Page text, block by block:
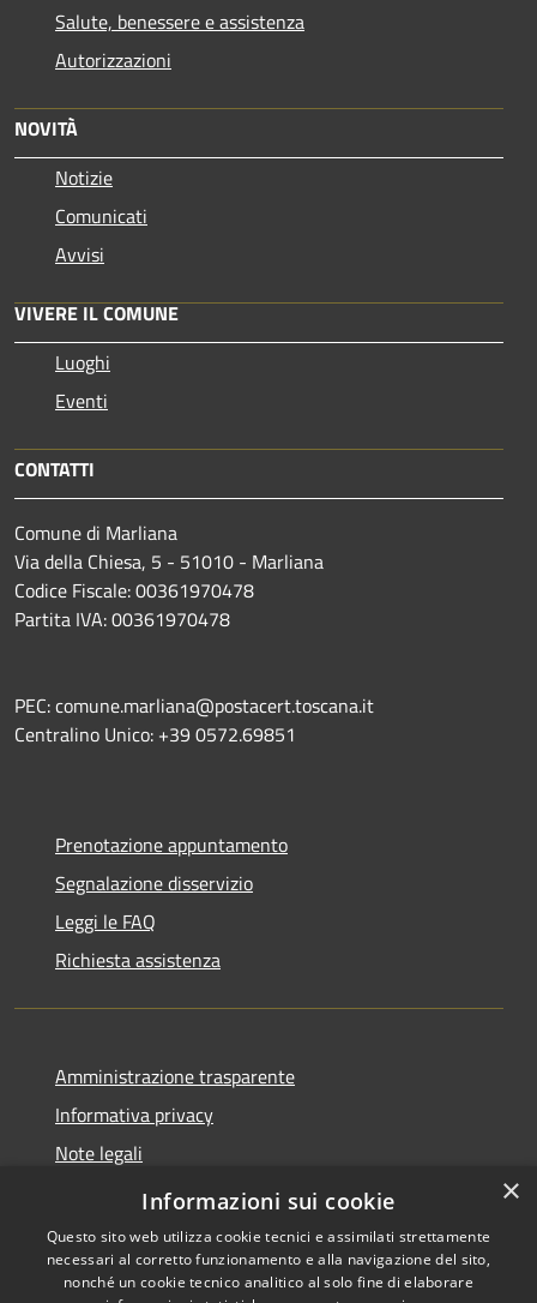
Salute, benessere e assistenza
Autorizzazioni
NOVITÀ
Notizie
Comunicati
Avvisi
VIVERE IL COMUNE
Luoghi
Eventi
CONTATTI
Comune di Marliana
Via della Chiesa, 5 - 51010 - Marliana
Codice Fiscale: 00361970478
Partita IVA: 00361970478
PEC: comune.marliana@postacert.toscana.it
Centralino Unico: +39 0572.69851
Prenotazione appuntamento
Segnalazione disservizio
Leggi le FAQ
Richiesta assistenza
Amministrazione trasparente
Informativa privacy
Note legali
Dichiarazione di accessibilità
×
Informazioni sui cookie
Questo sito web utilizza cookie tecnici e assimilati strettamente
necessari al corretto funzionamento e alla navigazione del sito,
nonché un cookie tecnico analitico al solo fine di elaborare